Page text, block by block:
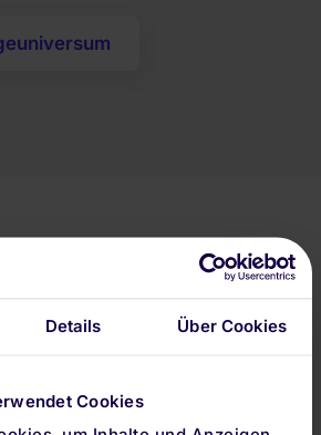
Details Über Cookies
Cookies
RISIKEN